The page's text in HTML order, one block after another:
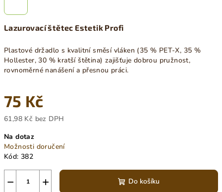
Lazurovací štětec Estetik Profi
Plastové držadlo s kvalitní směsí vláken (35 % PET-X, 35 %
Hollester, 30 % kratší štětina) zajišťuje dobrou pružnost,
rovnoměrné nanášení a přesnou práci.
75 Kč
61,98 Kč bez DPH
cena:
Na dotaz
Možnosti doručení
Kód: 382
+
− Do košíku